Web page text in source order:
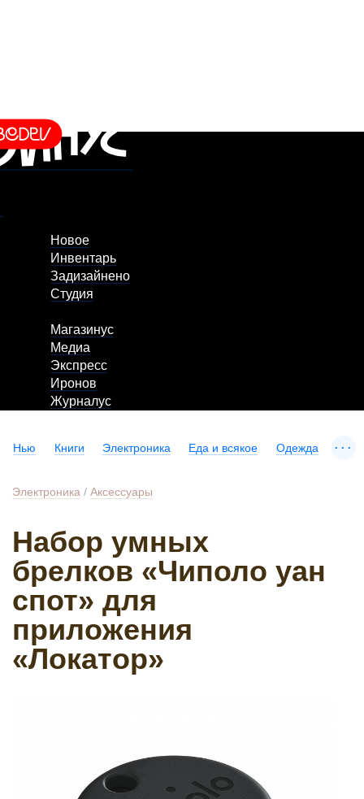
Новое
Инвентарь
Задизайнено
Студия
Магазинус
Медиа
Экспресс
Иронов
Журналус
Нью Книги Электроника Еда и всякое Одежда ...
Электроника / Аксессуары
Набор умных
брелков «Чиполо уан
спот» для
приложения
«Локатор»